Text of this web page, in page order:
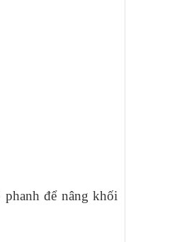
để nâng khối